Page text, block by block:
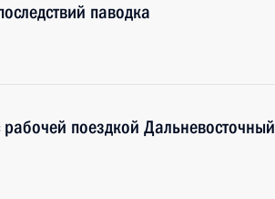
паводка
поездкой Дальневосточный